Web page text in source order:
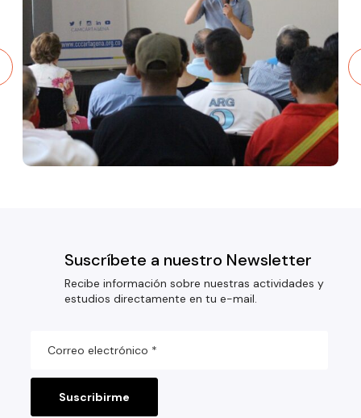
Suscríbete a nuestro Newsletter
Recibe información sobre nuestras actividades y
estudios directamente en tu e-mail.